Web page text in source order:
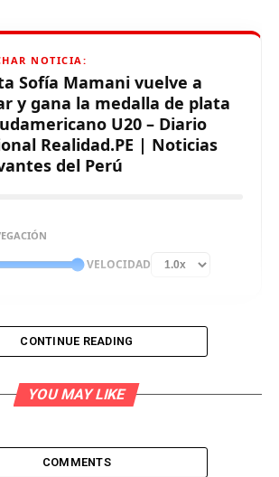
NOTICIA:
Sofía Mamani vuelve a
y gana la medalla de plata
U20 – Diario
Realidad.PE | Noticias
del Perú
VELOCIDAD
la Videna al adjudicarse hoy la
de Atletismo U20. En la
CONTINUE READING
YOU MAY LIKE
COMMENTS